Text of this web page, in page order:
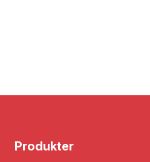
Produkter